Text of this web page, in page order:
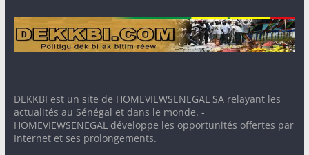
DEKKBI est un site de HOMEVIEWSENEGAL SA relayant les
actualités au Sénégal et dans le monde. -
HOMEVIEWSENEGAL développe les opportunités offertes par
Internet et ses prolongements.